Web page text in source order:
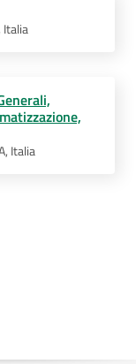
Italia
Italia